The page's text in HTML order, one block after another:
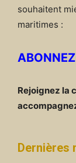
souhaitent
maritimes :
Rejoignez la
Dernières